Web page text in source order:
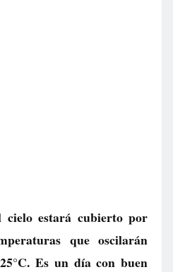
cielo estará cubierto por
que oscilarán
Es un día con buen